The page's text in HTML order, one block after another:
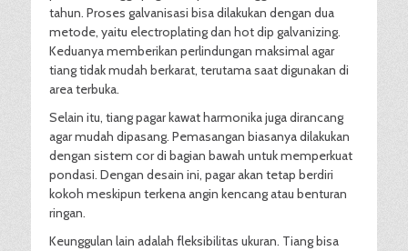
tahun. Proses galvanisasi bisa dilakukan dengan dua
metode, yaitu electroplating dan hot dip galvanizing.
Keduanya memberikan perlindungan maksimal agar
tiang tidak mudah berkarat, terutama saat digunakan di
area terbuka.
Selain itu, tiang pagar kawat harmonika juga dirancang
agar mudah dipasang. Pemasangan biasanya dilakukan
dengan sistem cor di bagian bawah untuk memperkuat
pondasi. Dengan desain ini, pagar akan tetap berdiri
kokoh meskipun terkena angin kencang atau benturan
ringan.
Keunggulan lain adalah fleksibilitas ukuran. Tiang bisa